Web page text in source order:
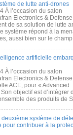
de lutte anti-drones
À l’occasion du salon
Electronics &
de sa solution de lutte
système répond à la
aussi bien sur le
artificielle
À l’occasion du salon
Electronics &
ACE, pour « Advanced
objectif est d’intégrer
des produits de
système de
pour contribuer à la